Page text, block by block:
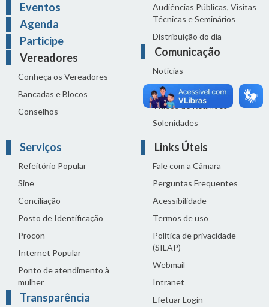
Eventos
Agenda
Participe
Vereadores
Conheça os Vereadores
Bancadas e Blocos
Conselhos
Audiências Públicas, Visitas
Técnicas e Seminários
Distribuição do dia
Comunicação
Notícias
Sala de Imprensa
Vídeos de Reuniões
Solenidades
Serviços
Refeitório Popular
Sine
Conciliação
Posto de Identificação
Procon
Internet Popular
Ponto de atendimento à
mulher
Transparência
Links Úteis
Fale com a Câmara
Perguntas Frequentes
Acessibilidade
Termos de uso
Política de privacidade
(SILAP)
Webmail
Intranet
Efetuar Login